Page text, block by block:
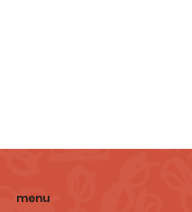
menu